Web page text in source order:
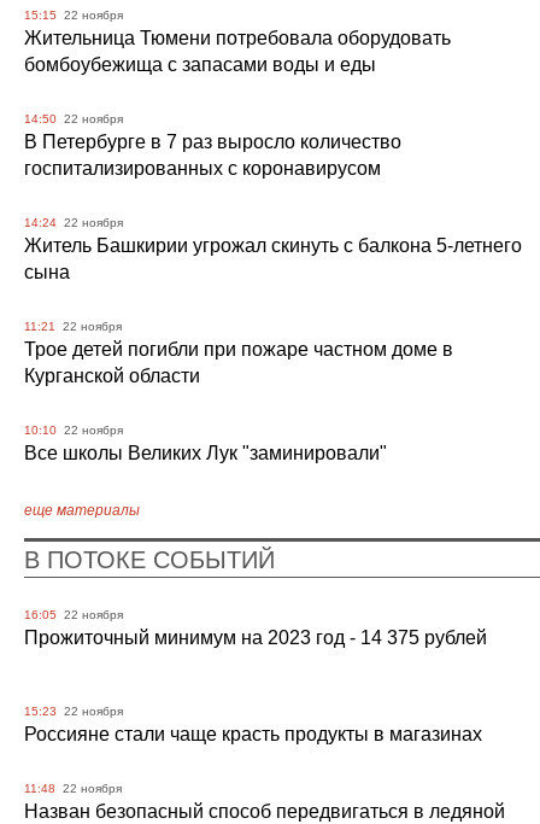
15:15 22 ноября
Жительница Тюмени потребовала оборудовать
бомбоубежища с запасами воды и еды
14:50 22 ноября
В Петербурге в 7 раз выросло количество
госпитализированных с коронавирусом
14:24 22 ноября
Житель Башкирии угрожал скинуть с балкона 5-летнего
сына
11:21 22 ноября
Трое детей погибли при пожаре частном доме в
Курганской области
10:10 22 ноября
Все школы Великих Лук "заминировали"
еще материалы
В ПОТОКЕ СОБЫТИЙ
16:05 22 ноября
Прожиточный минимум на 2023 год - 14 375 рублей
15:23 22 ноября
Россияне стали чаще красть продукты в магазинах
11:48 22 ноября
Назван безопасный способ передвигаться в ледяной